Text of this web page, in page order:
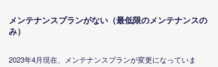
メンテナンスプランがない（最低限のメンテナンスの
み）
2023年4月現在、メンテナンスプランが変更になっていま